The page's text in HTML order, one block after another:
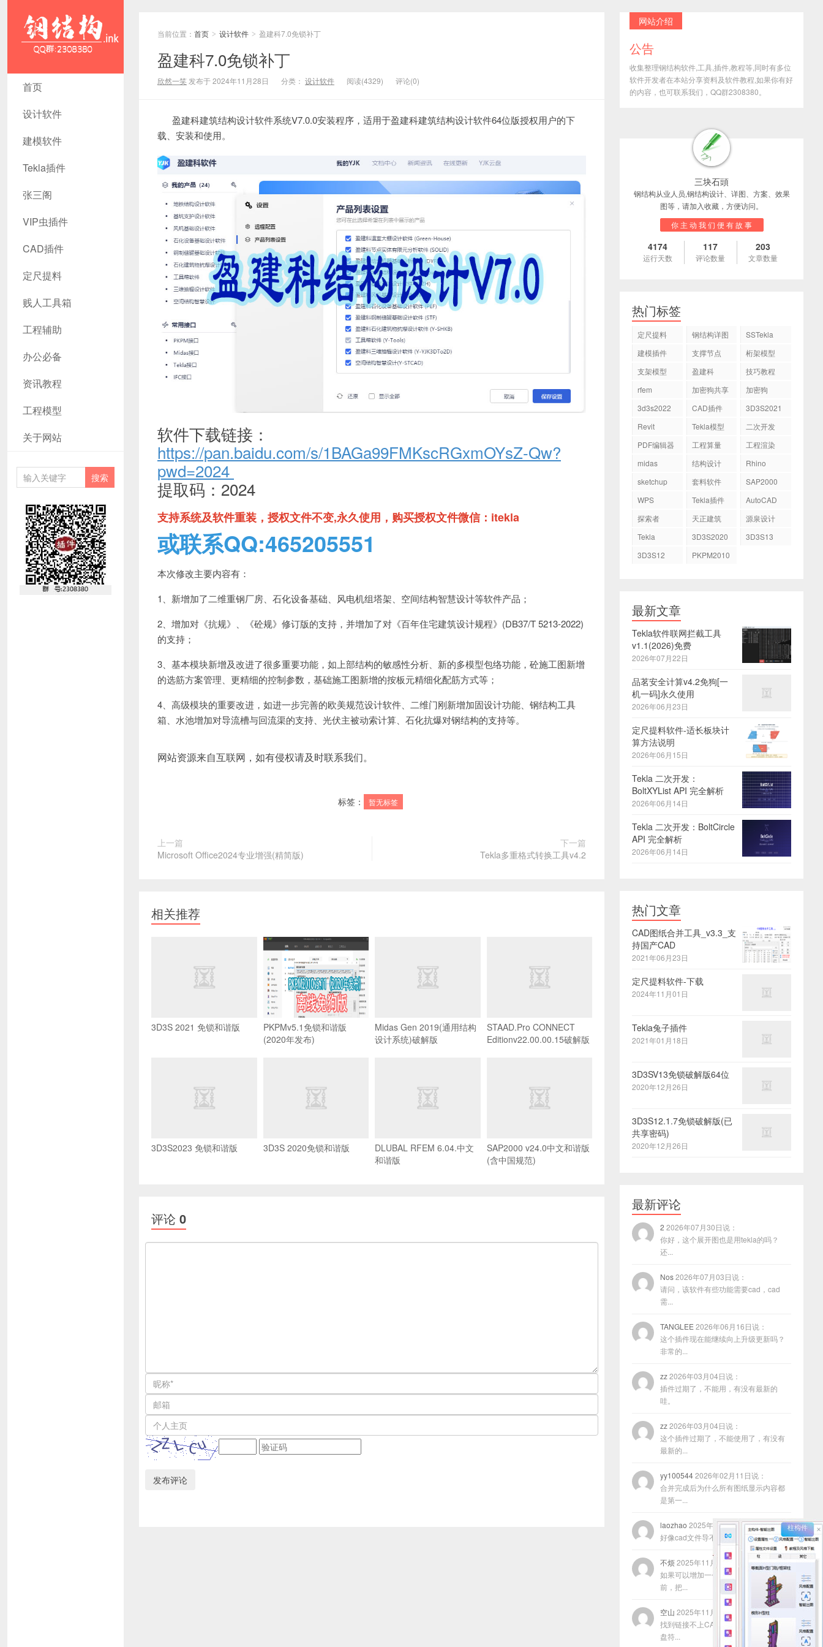
盈建科7.0
免锁补丁 -
钢结构资源
网 Tekla插
件 CAD工
具 犀牛GH
汉化 套料
首页
设计软件
建模软件
Tekla插件
张三阁
VIP虫插件
CAD插件
定尺提料
贱人工具箱
工程辅助
办公必备
资讯教程
工程模型
关于网站
当前位置： 首页 > 设计软件 > 盈建科7.0免锁补丁
盈建科7.0免锁补丁
欣然一笑 发布于 2024年11月28日 分类： 设计软件 阅读(4329) 评论(0)
盈建科建筑结构设计软件系统V7.0.0安装程序，适用于盈建科建筑结构设计软件64位版授权用户的下
载、安装和使用。
软件下载链接：
https://pan.baidu.com/s/1BAGa99FMKscRGxmOYsZ-Qw?
pwd=2024
提取码：2024
支持系统及软件重装，授权文件不变,永久使用， 购买授权文件微信：itekla
或联系QQ:465205551
本次修改主要内容有：
1、新增加了二维重钢厂房、石化设备基础、风电机组塔架、空间结构智慧设计等软件产品；
2、增加对《抗规》、《砼规》修订版的支持，并增加了对《百年住宅建筑设计规程》(DB37/T 5213-2022)
的支持；
3、基本模块新增及改进了很多重要功能，如上部结构的敏感性分析、新的多模型包络功能，砼施工图新增
的选筋方案管理、更精细的控制参数，基础施工图新增的按板元精细化配筋方式等；
4、高级模块的重要改进，如进一步完善的欧美规范设计软件、二维门刚新增加固设计功能、钢结构工具
箱、水池增加对导流槽与回流渠的支持、光伏主被动索计算、石化抗爆对钢结构的支持等。
网站资源来自互联网，如有侵权请及时联系我们。
标签： 暂无标签
上一篇
Microsoft Office2024专业增强(精简版)
下一篇
Tekla多重格式转换工具v4.2
相关推荐
3D3S 2021 免锁和谐版
PKPMv5.1免锁和谐版
(2020年发布)
Midas Gen 2019(通用结构
设计系统)破解版
STAAD.Pro CONNECT
Editionv22.00.00.15破解版
3D3S2023 免锁和谐版 3D3S 2020免锁和谐版
DLUBAL RFEM 6.04.中文
和谐版
SAP2000 v24.0中文和谐版
(含中国规范)
评论 0
网站介绍
公告
收集整理钢结构软件,工具,插件,教程等,同时有多位
软件开发者在本站分享资料及软件教程,如果你有好
的内容，也可联系我们，QQ群2308380。
三块石頭
钢结构从业人员,钢结构设计、详图、方案、效果
图等，请加入收藏，方便访问。
你 主 动 我 们 便 有 故 事
4174
运行天数
117
评论数量
203
文章数量
热门标签
定尺提料 钢结构详图
SSTekla
建模插件
支撑节点
桁架模型
支架模型
盈建科
技巧教程
rfem
加密狗共享
加密狗
3d3s2022
CAD插件
3D3S2021
Revit
Tekla模型
二次开发
PDF编辑器
工程算量
工程渲染
midas
结构设计
Rhino
sketchup
套料软件
SAP2000
WPS
Tekla插件
AutoCAD
探索者
天正建筑
源泉设计
Tekla
3D3S2020
3D3S13
3D3S12
PKPM2010
最新文章
Tekla软件联网拦截工具
v1.1(2026)免费
2026年07月22日
品茗安全计算v4.2免狗[一
机一码]永久使用
2026年06月23日
定尺提料软件-适长板块计
算方法说明
2026年06月15日
Tekla 二次开发：
BoltXYList API 完全解析
2026年06月14日
Tekla 二次开发：BoltCircle
API 完全解析
2026年06月14日
热门文章
CAD图纸合并工具_v3.3_支
持国产CAD
2021年06月23日
定尺提料软件-下载
2024年11月01日
Tekla兔子插件
2021年01月18日
3D3SV13免锁破解版64位
2020年12月26日
3D3S12.1.7免锁破解版(已
共享密码)
2020年12月26日
最新评论
2 2026年07月30日说：
你好，这个展开图也是用tekla的吗？
还...
Nos2026年07月03日说：
请问，该软件有些功能需要cad，cad
需...
TANGLEE 2026年06月16日说：
这个插件现在能继续向上升级更新吗？
非常的...
zz2026年03月04日说：
插件过期了，不能用，有没有最新的
哇。
zz2026年03月04日说：
这个插件过期了，不能使用了，有没有
最新的...
yy1005442026年02月11日说：
合并完成后为什么所有图纸显示内容都
是第一...
laozhao 2025年11月22日说：
好像cad文件导不进去咋回事？
不烦2025年11月17日说：
如果可以增加一个功能，就是在合并以
前，把...
空山 2025年11月13日说：
找到链接不上CAD的原因了，程序放在
盘符...